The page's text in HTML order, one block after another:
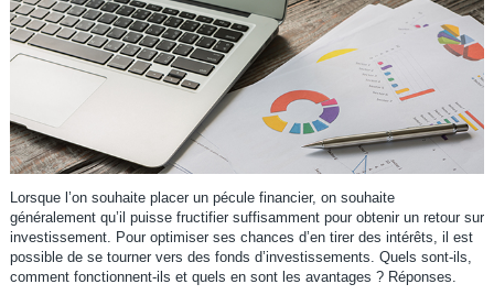
Lorsque l’on souhaite placer un pécule financier, on souhaite
généralement qu’il puisse fructifier suffisamment pour obtenir un retour sur
investissement. Pour optimiser ses chances d’en tirer des intérêts, il est
possible de se tourner vers des fonds d’investissements. Quels sont-ils,
comment fonctionnent-ils et quels en sont les avantages ? Réponses.